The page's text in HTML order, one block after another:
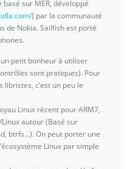
sur MER, développé
) par la communauté
de Nokia. Sailfish est porté
petit bonheur à utiliser
sont pratiques). Pour
c’est un peu le
Linux récent pour ARM7,
autour (Basé sur
btrfs…). On peut porter une
Linux par simple